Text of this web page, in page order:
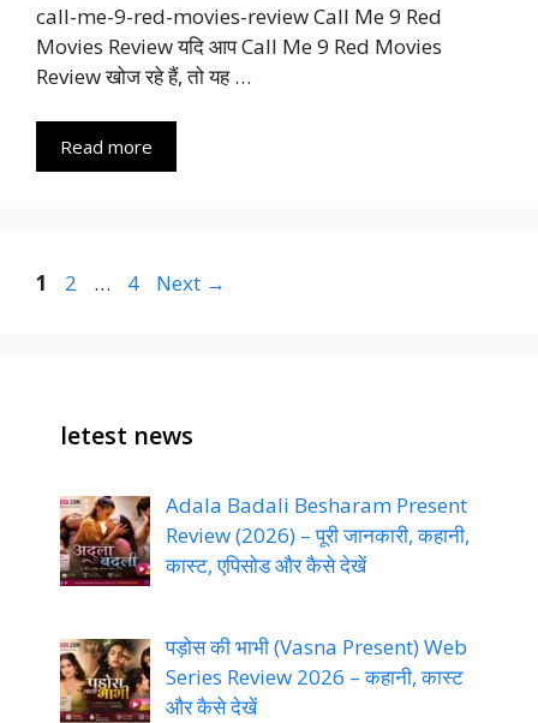
call-me-9-red-movies-review Call Me 9 Red
Movies Review यदि आप Call Me 9 Red Movies
Review खोज रहे हैं, तो यह …
Read more
Page
1 Page
2 … Page
4 Next →
letest news
Adala Badali Besharam Present
Review (2026) – पूरी जानकारी, कहानी,
कास्ट, एपिसोड और कैसे देखें
पड़ोस की भाभी (Vasna Present) Web
Series Review 2026 – कहानी, कास्ट
और कैसे देखें